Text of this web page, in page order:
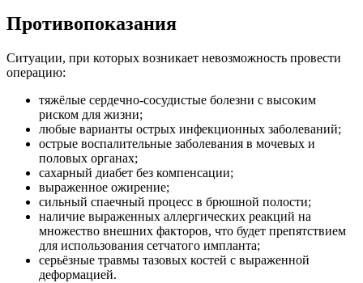
Противопоказания
Ситуации, при которых возникает невозможность провести
операцию:
тяжёлые сердечно-сосудистые болезни с высоким
риском для жизни;
любые варианты острых инфекционных заболеваний;
острые воспалительные заболевания в мочевых и
половых органах;
сахарный диабет без компенсации;
выраженное ожирение;
сильный спаечный процесс в брюшной полости;
наличие выраженных аллергических реакций на
множество внешних факторов, что будет препятствием
для использования сетчатого импланта;
серьёзные травмы тазовых костей с выраженной
деформацией.